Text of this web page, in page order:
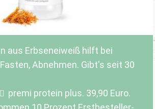
aus Erbseneiweiß hilft bei
Abnehmen. Gibt's seit 30
premi protein plus. 39,90 Euro.